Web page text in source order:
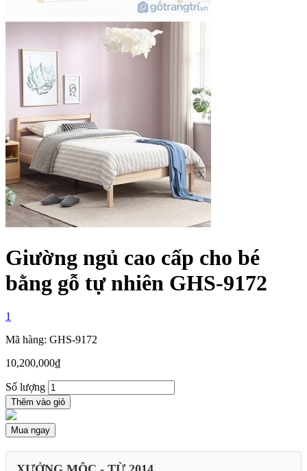
Giường ngủ cao cấp cho bé
bằng gỗ tự nhiên GHS-9172
1
Mã hàng: GHS-9172
10,200,000₫
Số lượng
Thêm vào giỏ
Mua ngay